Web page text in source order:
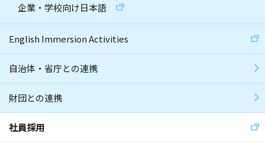
企業・学校向け日本語
English Immersion Activities
自治体・省庁との連携
財団との連携
社員採用